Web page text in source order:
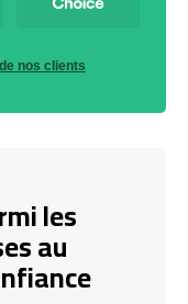
nos clients
les
au